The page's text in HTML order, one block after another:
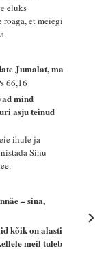
eluks
roaga, et meiegi
Jumalat, ma
66,16
mind
asju teinud
ihule ja
Sinu
– sina,
kõik on alasti
meil tuleb